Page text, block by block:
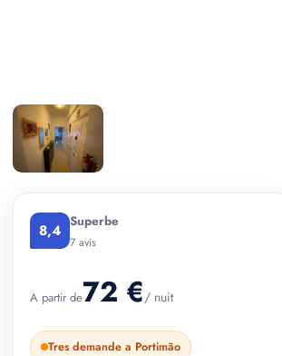
8,4 Superbe
7 avis
A partir de72 €/ nuit
Tres demande a Portimão